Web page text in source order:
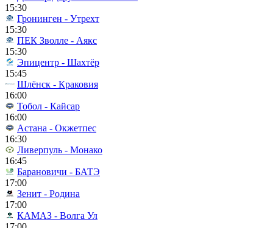
15:30
Гронинген - Утрехт
15:30
ПЕК Зволле - Аякс
15:30
Эпицентр - Шахтёр
15:45
Шлёнск - Краковия
16:00
Тобол - Кайсар
16:00
Астана - Окжетпес
16:30
Ливерпуль - Монако
16:45
Барановичи - БАТЭ
17:00
Зенит - Родина
17:00
КАМАЗ - Волга Ул